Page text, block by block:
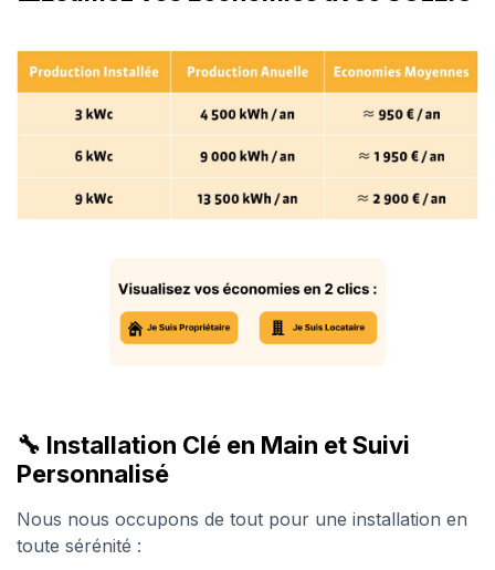
🔧 Installation Clé en Main et Suivi
Personnalisé
Nous nous occupons de tout pour une installation en
toute sérénité :